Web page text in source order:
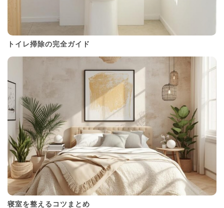
トイレ掃除の完全ガイド
寝室を整えるコツまとめ